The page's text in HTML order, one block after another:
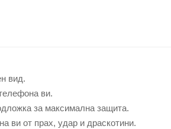
вид.
ви.
за максимална защита.
ви от прах, удар и драскотини.